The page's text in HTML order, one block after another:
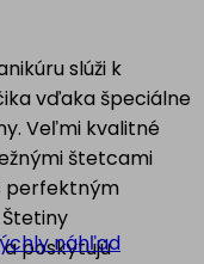
slúži k
vďaka špeciálne
Veľmi kvalitné
štetcami
perfektným
poskytujú
náhľad